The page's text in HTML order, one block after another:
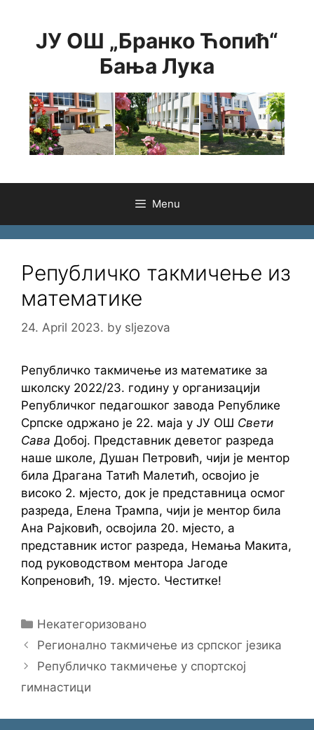
contentЈУ ОШ „Бранко Ћопић“
Бања Лука
Menu
Републичко такмичење из
математике
24. April 2023. by sljezova
Републичко такмичење из математике за
школску 2022/23. годину у организацији
Републичког педагошког завода Републике
Српске одржано је 22. маја у ЈУ ОШ Свети
Сава Добој. Представник деветог разреда
наше школе, Душан Петровић, чији је ментор
била Драгана Татић Малетић, освојио је
високо 2. мјесто, док је представница осмог
разреда, Елена Трампа, чији је ментор била
Ана Рајковић, освојила 20. мјесто, а
представник истог разреда, Немања Макита,
под руководством ментора Јагоде
Копреновић, 19. мјесто. Честитке!
Categories
Некатегоризовано
Регионално такмичење из српског језика
Републичко такмичење у спортској
гимнастици